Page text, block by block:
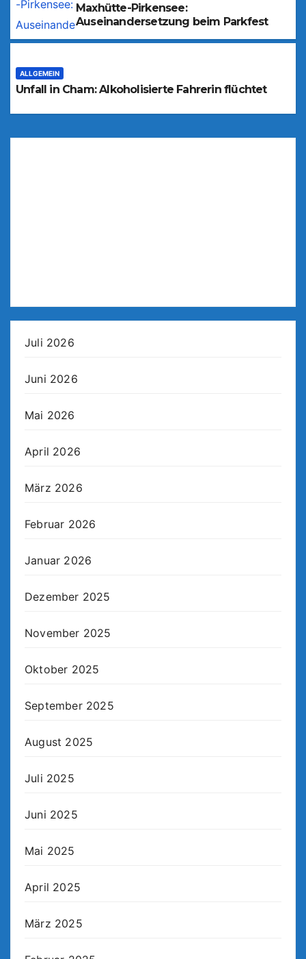
Maxhütte-Pirkensee:
Auseinandersetzung beim Parkfest
ALLGEMEIN
Unfall in Cham: Alkoholisierte Fahrerin flüchtet
Juli 2026
Juni 2026
Mai 2026
April 2026
März 2026
Februar 2026
Januar 2026
Dezember 2025
November 2025
Oktober 2025
September 2025
August 2025
Juli 2025
Juni 2025
Mai 2025
April 2025
März 2025